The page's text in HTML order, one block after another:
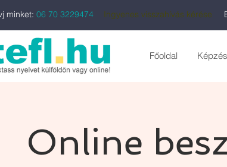
minket: 06 70 3229474 Ingyenes visszahívás kérése
Főoldal
Online